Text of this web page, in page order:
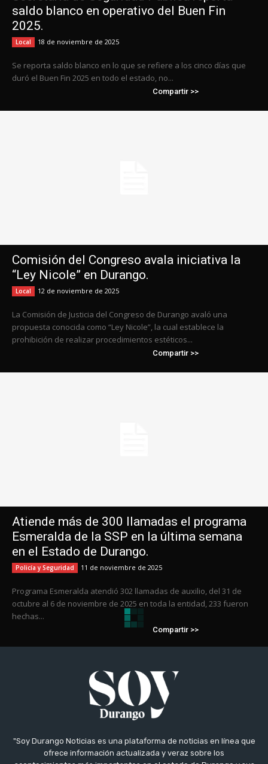
"Soy Durango Noticias es una plataforma de noticias en línea que
ofrece información actualizada y veraz sobre los